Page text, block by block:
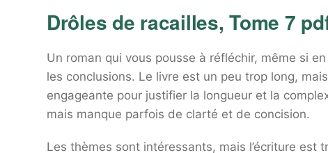
Drôles de racailles, Tome 7
Un roman qui vous pousse à réfléchir, même si
les conclusions. Le livre est un peu trop long,
engageante pour justifier la longueur et la
mais manque parfois de clarté et de concision.
Les thèmes sont intéressants, mais l’écriture est